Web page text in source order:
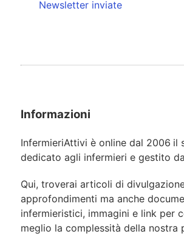
Newsletter inviate
Informazioni
InfermieriAttivi è online dal 2006 il
dedicato agli infermieri e gestito
Qui, troverai articoli di
approfondimenti ma anche
infermieristici, immagini e link per
meglio la complessità della nostra